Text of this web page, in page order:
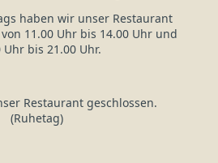
haben wir unser Restaurant
11.00 Uhr bis 14.00 Uhr und
Uhr bis 21.00 Uhr.
Restaurant geschlossen.
(Ruhetag)